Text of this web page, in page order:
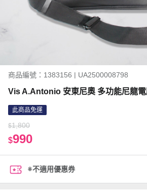
商品編號：1383156 | UA2500008798
Vis A.Antonio 安東尼奧 多功能尼龍
此商品免運
$1,800
$990
※不適用優惠券